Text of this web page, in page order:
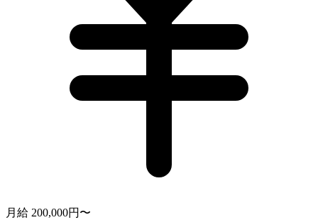
月給 200,000円〜